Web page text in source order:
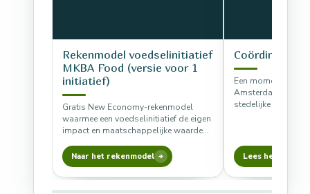
Rekenmodel voedselinitiatief
MKBA Food (versie voor 1
initiatief)
Gratis New Economy-rekenmodel
waarmee een voedselinitiatief de eigen
impact en maatschappelijke waarde
of Google…
Naar het rekenmodel
Coördinatie
Een
Amsterdam laat
stedelijke
Lees het rapport